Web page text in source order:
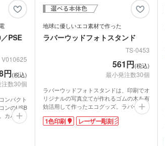
PSE
V010625
円(税込)
数30個
ンパクト
ンのUSB
カバンに
れも安
プが消
商品から
地球に優しいエコ素材で作った
ラバーウッドフォトスタンド
TS-0453
561円(税込)
最小発注数30個
ラバーウッドフォトスタンドは、印刷でオ
リジナルの写真立てが作れるゴムの木を有
効活用して作ったエコグッズ。ラバーウッ
ドならではの、ぬくもりと上質感が楽しめ
ます。
1色印刷 レーザー彫刻